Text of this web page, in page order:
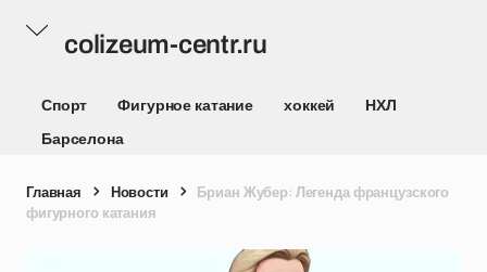
colizeum-centr.ru
Спорт Фигурное катание хоккей
НХЛ
Барселона
Главная Новости
Бриан Жубер: Легенда французского
фигурного катания